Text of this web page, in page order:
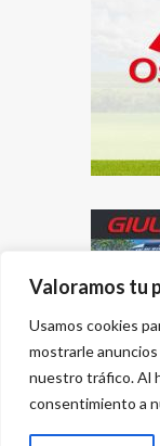
Valoramos tu
Usamos cookies
mostrarle
nuestro tráfico. Al
consentimiento a